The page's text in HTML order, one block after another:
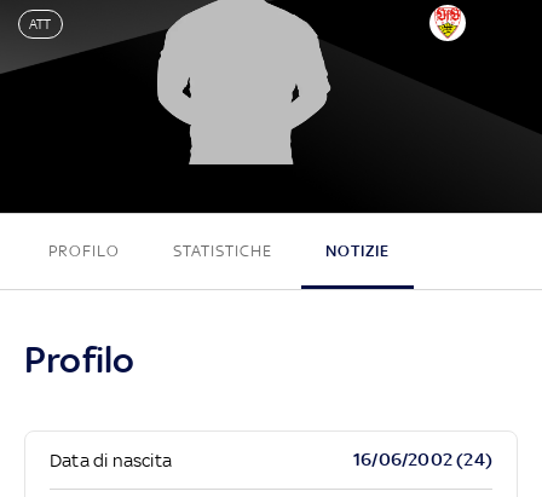
ATT
Tiago Tomás
PROFILO STATISTICHE NOTIZIE
Profilo
Data di nascita 16/06/2002 (24)